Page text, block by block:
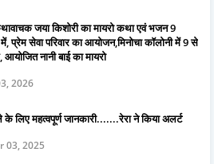
जया किशोरी का मायरो कथा एवं भजन 9
प्रेम सेवा परिवार का आयोजन,मिनोचा कॉलोनी में 9 से
नानी बाई का मायरो
2026
लिए महत्वपूर्ण जानकारी.......रेरा ने किया अलर्ट
03, 2025